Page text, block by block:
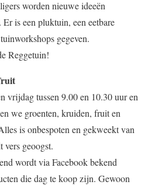
worden nieuwe ideeën
is een pluktuin, een eetbare
gegeven.
Reggetuin!
vrijdag tussen 9.00 en 10.30 uur en
we groenten, kruiden, fruit en
is onbespoten en gekweekt van
vers geoogst.
wordt via Facebook bekend
die dag te koop zijn. Gewoon